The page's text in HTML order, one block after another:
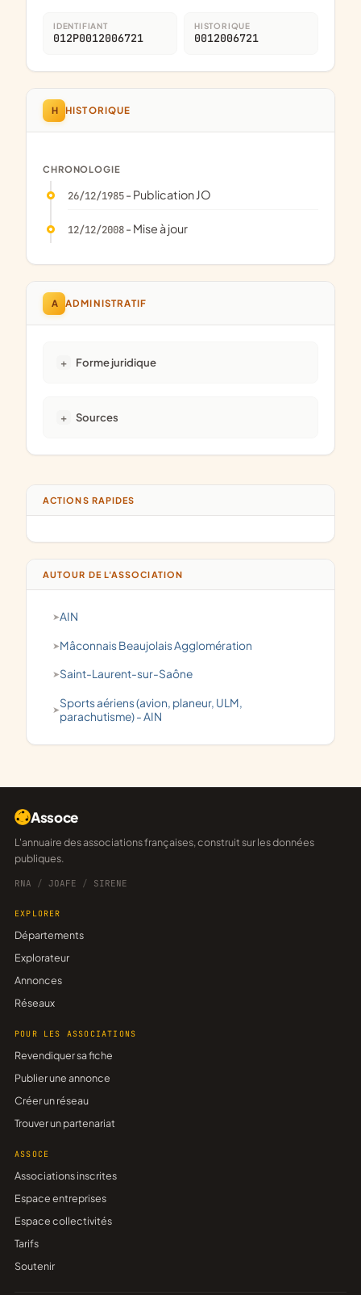
IDENTIFIANT
012P0012006721
HISTORIQUE
0012006721
H HISTORIQUE
CHRONOLOGIE
26/12/1985- Publication JO
12/12/2008- Mise à jour
A ADMINISTRATIF
Forme juridique
Sources
ACTIONS RAPIDES
AUTOUR DE L'ASSOCIATION
AIN
Mâconnais Beaujolais Agglomération
Saint-Laurent-sur-Saône
Sports aériens (avion, planeur, ULM,
parachutisme) - AIN
Assoce
L'annuaire des associations françaises, construit sur les données
publiques.
RNA / JOAFE / SIRENE
EXPLORER
Départements
Explorateur
Annonces
Réseaux
POUR LES ASSOCIATIONS
Revendiquer sa fiche
Publier une annonce
Créer un réseau
Trouver un partenariat
ASSOCE
Associations inscrites
Espace entreprises
Espace collectivités
Tarifs
Soutenir